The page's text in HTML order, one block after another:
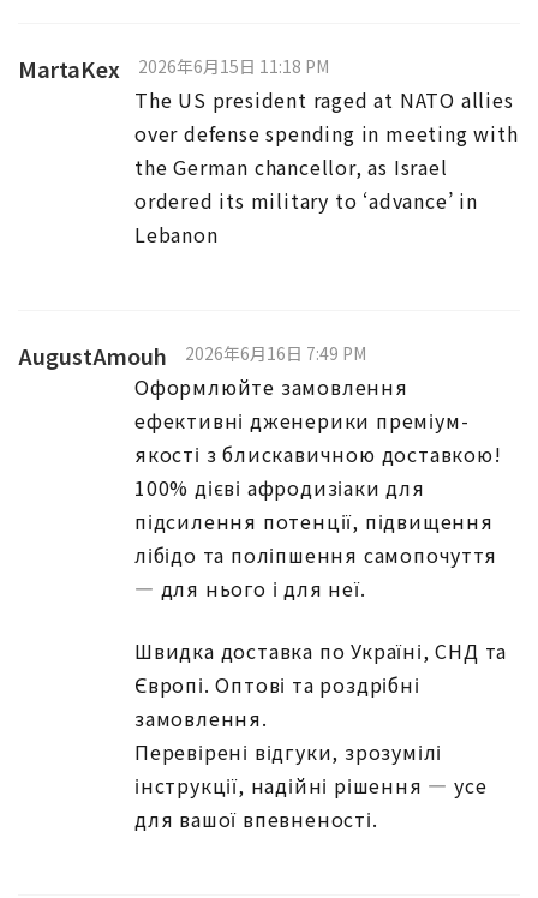
MartaKex 2026年6月15日 11:18 PM
The US president raged at NATO allies
over defense spending in meeting with
the German chancellor, as Israel
ordered its military to ‘advance’ in
Lebanon
AugustAmouh 2026年6月16日 7:49 PM
Оформлюйте замовлення
ефективні дженерики преміум-
якості з блискавичною доставкою!
100% дієві афродизіаки для
підсилення потенції, підвищення
лібідо та поліпшення самопочуття
— для нього і для неї.
Швидка доставка по Україні, СНД та
Європі. Оптові та роздрібні
замовлення.
Перевірені відгуки, зрозумілі
інструкції, надійні рішення — усе
для вашої впевненості.